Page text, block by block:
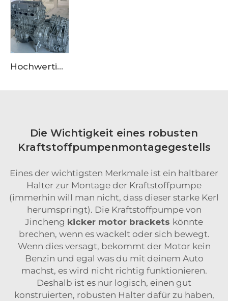
Hochwertige Motoraufbauverkleidung aus Aluminiumlegierung für OEM-Güte, geeignet für den Einkauf bei großen Lieferanten
Die Wichtigkeit eines robusten
Kraftstoffpumpenmontagegestells
Eines der wichtigsten Merkmale ist ein haltbarer
Halter zur Montage der Kraftstoffpumpe
(immerhin will man nicht, dass dieser starke Kerl
herumspringt). Die Kraftstoffpumpe von
Jincheng kicker motor brackets könnte
brechen, wenn es wackelt oder sich bewegt.
Wenn dies versagt, bekommt der Motor kein
Benzin und egal was du mit deinem Auto
machst, es wird nicht richtig funktionieren.
Deshalb ist es nur logisch, einen gut
konstruierten, robusten Halter dafür zu haben,